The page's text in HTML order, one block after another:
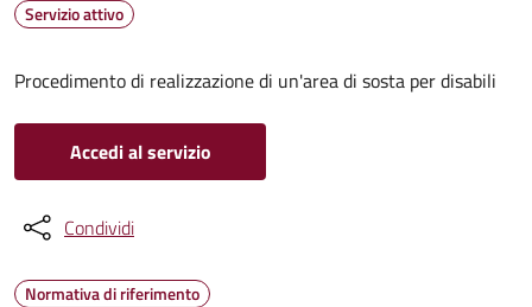
Servizio attivo
Procedimento di realizzazione di un'area di sosta per disabili
Accedi al servizio
Condividi
Normativa di riferimento